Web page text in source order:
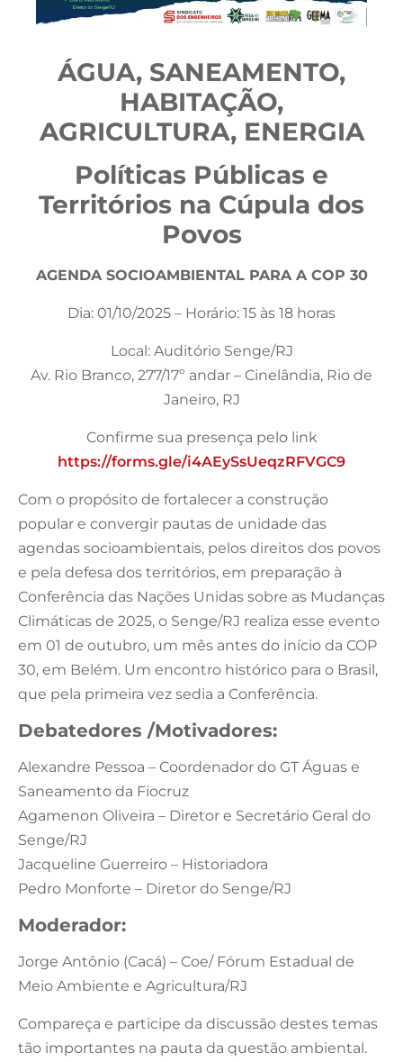
ÁGUA, SANEAMENTO,
HABITAÇÃO,
AGRICULTURA, ENERGIA
Políticas Públicas e
Territórios na Cúpula dos
Povos
AGENDA SOCIOAMBIENTAL PARA A COP 30
Dia: 01/10/2025 – Horário: 15 às 18 horas
Local: Auditório Senge/RJ
Av. Rio Branco, 277/17º andar – Cinelândia, Rio de
Janeiro, RJ
Confirme sua presença pelo link
https://forms.gle/i4AEySsUeqzRFVGC9
Com o propósito de fortalecer a construção
popular e convergir pautas de unidade das
agendas socioambientais, pelos direitos dos povos
e pela defesa dos territórios, em preparação à
Conferência das Nações Unidas sobre as Mudanças
Climáticas de 2025, o Senge/RJ realiza esse evento
em 01 de outubro, um mês antes do início da COP
30, em Belém. Um encontro histórico para o Brasil,
que pela primeira vez sedia a Conferência.
Debatedores /Motivadores:
Alexandre Pessoa – Coordenador do GT Águas e
Saneamento da Fiocruz
Agamenon Oliveira – Diretor e Secretário Geral do
Senge/RJ
Jacqueline Guerreiro – Historiadora
Pedro Monforte – Diretor do Senge/RJ
Moderador:
Jorge Antônio (Cacá) – Coe/ Fórum Estadual de
Meio Ambiente e Agricultura/RJ
Compareça e participe da discussão destes temas
tão importantes na pauta da questão ambiental.